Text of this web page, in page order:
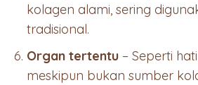
kolagen alami, sering
tradisional.
Organ tertentu – Seperti
meskipun bukan sumber